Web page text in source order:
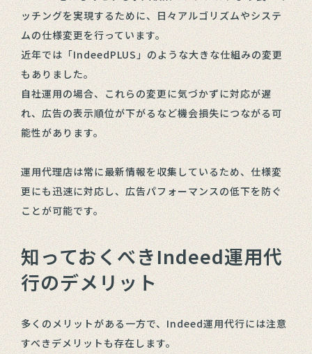
ッチングを実現するために、日々アルゴリズムやシステ
ムの仕様変更を行っています。
近年では「IndeedPLUS」のような大きな仕組みの変更
もありました。
自社運用の場合、これらの変更に気づかずに対応が遅
れ、広告の表示順位が下がるなど機会損失につながる可
能性があります。
運用代理店は常に最新情報を収集しているため、仕様変
更にも迅速に対応し、広告パフォーマンスの低下を防ぐ
ことが可能です。
知っておくべきIndeed運用代
行のデメリット
多くのメリットがある一方で、Indeed運用代行には注意
すべきデメリットも存在します。